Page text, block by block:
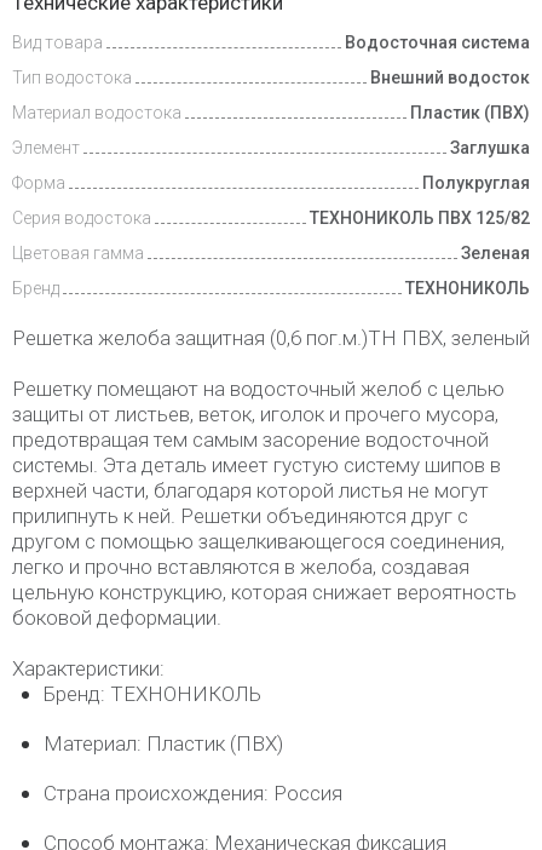
Доставка
и оплата
Вид товара
Водосточная система
Тип водостока
Внешний водосток
Материал водостока
Пластик (ПВХ)
Элемент
Заглушка
Форма
Полукруглая
Серия водостока
ТЕХНОНИКОЛЬ ПВХ 125/82
Цветовая гамма
Зеленая
Бренд
ТЕХНОНИКОЛЬ
Решетка желоба защитная (0,6 пог.м.)ТН ПВХ, зеленый
Решетку помещают на водосточный желоб с целью
защиты от листьев, веток, иголок и прочего мусора,
предотвращая тем самым засорение водосточной
системы. Эта деталь имеет густую систему шипов в
верхней части, благодаря которой листья не могут
прилипнуть к ней. Решетки объединяются друг с
другом с помощью защелкивающегося соединения,
легко и прочно вставляются в желоба, создавая
цельную конструкцию, которая снижает вероятность
боковой деформации.
Характеристики:
Бренд: ТЕХНОНИКОЛЬ
Материал: Пластик (ПВХ)
Страна происхождения: Россия
Способ монтажа: Механическая фиксация